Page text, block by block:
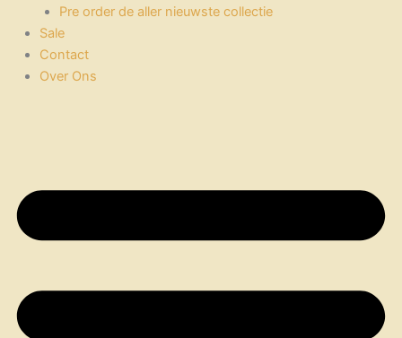
Pre order de aller nieuwste collectie
Sale
Contact
Over Ons